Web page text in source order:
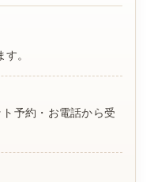
。
予約・お電話から受